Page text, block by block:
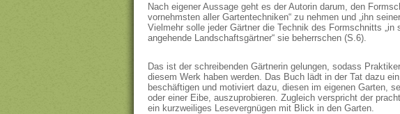
Nach eigener Aussage geht es der Autorin darum, den
vornehmsten aller Gartentechniken“ zu nehmen und „ihn
Vielmehr solle jeder Gärtner die Technik des Formschnitts „in
angehende Landschaftsgärtner“ sie beherrschen (S.6).
Das ist der schreibenden Gärtnerin gelungen, sodass
diesem Werk haben werden. Das Buch lädt in der Tat dazu
beschäftigen und motiviert dazu, diesen im eigenen Garten,
oder einer Eibe, auszuprobieren. Zugleich verspricht der
ein kurzweiliges Lesevergnügen mit Blick in den Garten.